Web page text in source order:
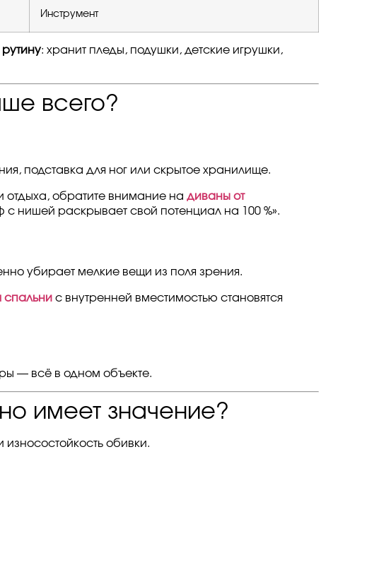
Инструмент
: хранит пледы, подушки, детские игрушки,
всего?
подставка для ног или скрытое хранилище.
отдыха, обратите внимание на диваны от
нишей раскрывает свой потенциал на 100 %».
убирает мелкие вещи из поля зрения.
спальни с внутренней вместимостью становятся
— всё в одном объекте.
имеет значение?
обивки.